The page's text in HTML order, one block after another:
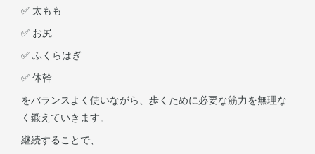
✅ 太もも
✅ お尻
✅ ふくらはぎ
✅ 体幹
をバランスよく使いながら、歩くために必要な筋力を無理な
く鍛えていきます。
継続することで、